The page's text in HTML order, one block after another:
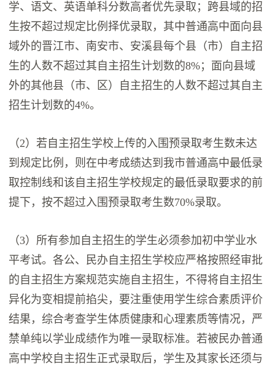
学、语文、英语单科分数高者优先录取；跨县域的招
生按不超过规定比例择优录取，其中普通高中面向县
域外的晋江市、南安市、安溪县每个县（市）自主招
生的人数不超过其自主招生计划数的8%；面向县域
外的其他县（市、区）自主招生的人数不超过其自主
招生计划数的4%。
（2）若自主招生学校上传的入围预录取考生数未达
到规定比例，则在中考成绩达到我市普通高中最低录
取控制线和该自主招生学校规定的最低录取要求的前
提下，按不超过入围预录取考生数70%录取。
（3）所有参加自主招生的学生必须参加初中学业水
平考试。各公、民办自主招生学校应严格按照经审批
的自主招生方案规范实施自主招生，不得将自主招生
异化为变相提前掐尖，要注重使用学生综合素质评价
结果，综合考查学生体质健康和心理素质等情况，严
禁单纯以学业成绩作为唯一录取标准。若被民办普通
高中学校自主招生正式录取后，学生及其家长还须与